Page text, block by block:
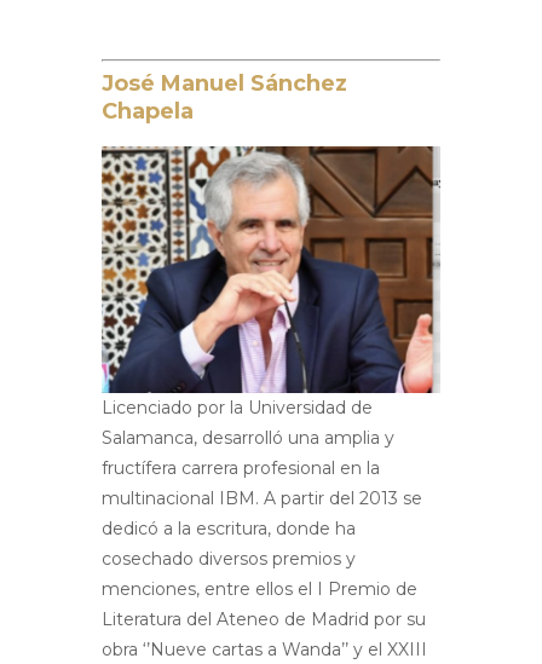
José Manuel Sánchez
Chapela
Licenciado por la Universidad de
Salamanca, desarrolló una amplia y
fructífera carrera profesional en la
multinacional IBM. A partir del 2013 se
dedicó a la escritura, donde ha
cosechado diversos premios y
menciones, entre ellos el I Premio de
Literatura del Ateneo de Madrid por su
obra ‘’Nueve cartas a Wanda’’ y el XXIII